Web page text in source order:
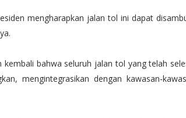
mengharapkan jalan tol ini dapat
kembali bahwa seluruh jalan tol yang telah
mengintegrasikan dengan kawasan-